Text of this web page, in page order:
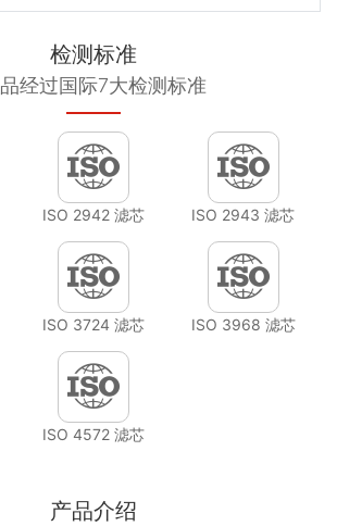
检测标准
经过国际7大检测标准
ISO 2942 滤芯 ISO 2943 滤芯
ISO 3724 滤芯 ISO 3968 滤芯
ISO 4572 滤芯
产品介绍